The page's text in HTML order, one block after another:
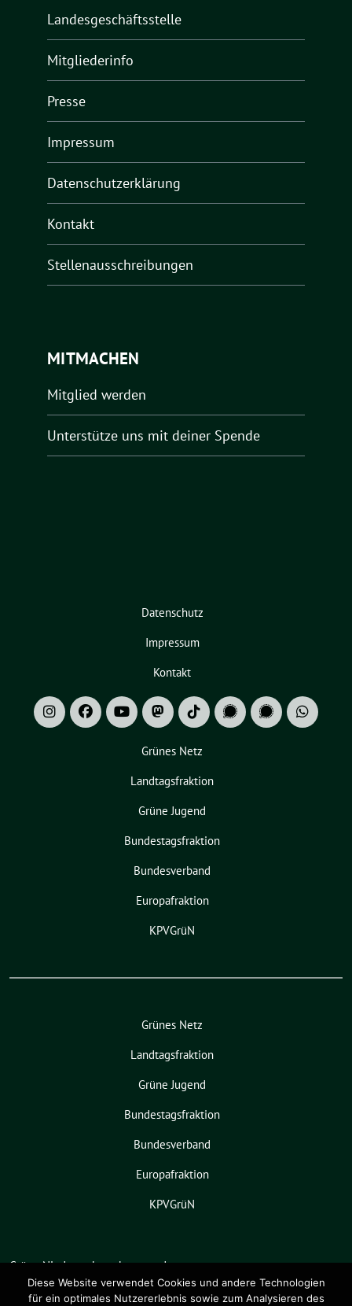
Landesgeschäftsstelle
Mitgliederinfo
Presse
Impressum
Datenschutzerklärung
Kontakt
Stellenausschreibungen
MITMACHEN
Mitglied werden
Unterstütze uns mit deiner Spende
Datenschutz
Impressum
Kontakt
Grünes Netz
Landtagsfraktion
Grüne Jugend
Bundestagsfraktion
Bundesverband
Europafraktion
KPVGrüN
Grünes Netz
Landtagsfraktion
Grüne Jugend
Bundestagsfraktion
Bundesverband
Europafraktion
KPVGrüN
Grüne Niedersachsen benutzt das
freie grüne Themesunflower ‐ ein
Angebot derverdigado eG.
Diese Website verwendet Cookies und andere Technologien
für ein optimales Nutzererlebnis sowie zum Analysieren des